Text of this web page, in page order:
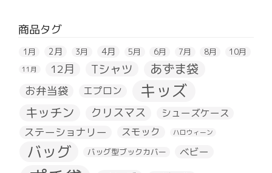
商品タグ
1月 2月 3月 4月 5月 6月 7月 8月 10月
11月 12月 Tシャツ あずま袋
お弁当袋 エプロン キッズ
キッチン クリスマス シューズケース
ステーショナリー スモック ハロウィーン
バッグ バッグ型ブックカバー ベビー